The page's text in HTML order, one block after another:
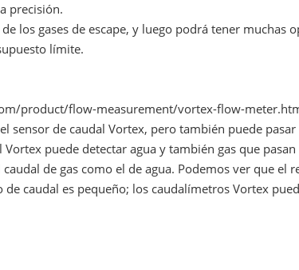
precisión.
los gases de escape, y luego podrá tener muchas
límite.
product/flow-measurement/vortex-flow-
sensor de caudal Vortex, pero también puede pasar
puede detectar agua y también gas que
de gas como el de agua. Podemos ver que el
caudal es pequeño; los caudalímetros Vortex